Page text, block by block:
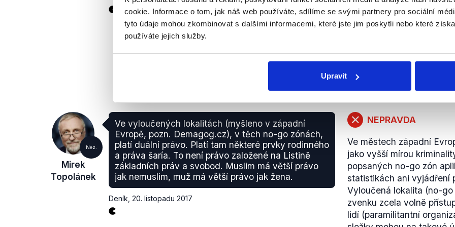
cookie. Informace o tom, jak náš web používáte, sdílíme se svými partnery pro sociální
tyto údaje mohou zkombinovat s dalšími informacemi, které jste jim poskytli nebo které
používáte jejich služby.
Upravit
pro žadatele o azyl.
3.1.3) mají žadatelé o
pravidel a výše ve státě
roce 2017, ten ovšem
nesouvisí s tím, že je gay.
Od 19. března se k
média nicméně
vyvolalo vlnu nesouhlasu
mezi jeho politickými
jak na funkci předsedy
kandidátky pro
tom, že jeho slova byla
strany šéfredaktora
Slamečky ve své funkci
Zejména z posledních
patrné, že Topolánek
charakterovým rysem.
Dále se Topolánek
problém. Jako, je
neměl jako problém .“
„Tak spolu žijou(Gustav
Nez.
Mirek
Topolánek
Ve vyloučených lokalitách (myšleno v západní
Evropě, pozn. Demagog.cz), v těch no-go zónách,
platí duální právo. Platí tam některé prvky rodinného
a práva šaría. To není právo založené na Listině
základních práv a svobod. Muslim má větší právo
jak nemuslim, muž má větší právo jak žena.
Deník 20. listopadu 2017
NEPRAVDA
Ve městech západní
jako vyšší mírou
popsaných no-go zón
statistikách ani vyjádření
Vyloučená lokalita (no-go
zvenku zcela volně
lidí (paramilitantní